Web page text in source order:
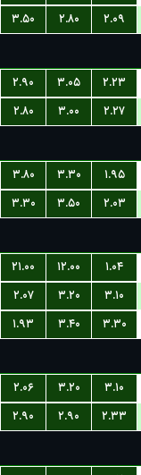
۲.۰۹ ۲.۸۰
۳.۵۰
۲.۲۳ ۳.۰۵
۲.۹۰
۲.۲۷ ۳.۰۰
۲.۸۰
۱.۹۵ ۳.۳۰
۳.۸۰
۲.۰۳ ۳.۵۰
۳.۳۰
۱.۰۴ ۱۲.۰۰
۲۱.۰۰
۳.۱۰ ۳.۲۰
۲.۰۷
۳.۳۰ ۳.۴۰
۱.۹۳
۳.۱۰ ۳.۲۰
۲.۰۶
۲.۳۳ ۲.۹۰
۲.۹۰